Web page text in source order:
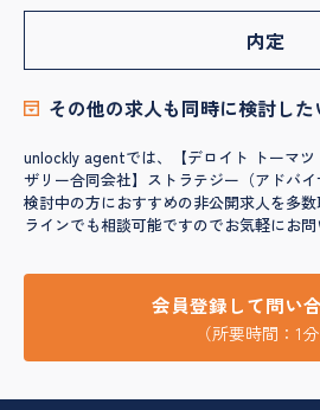
内定
その他の求人も同時に検討し
unlockly agentでは、【デロイト トーマ
ザリー合同会社】ストラテジー（アドバ
検討中の方におすすめの非公開求人を多
ラインでも相談可能ですのでお気軽にお問
会員登録して問い
（所要時間：1分